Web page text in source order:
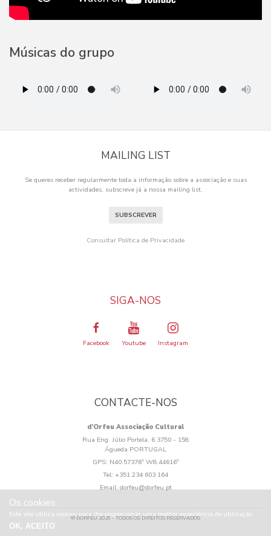
Os cookies.
Este site utiliza cookies para lhe proporcionar uma melhor experiência de utilização.
OK, ACEITO
Músicas do grupo
MAILING LIST
Se queres receber regularmente toda a informação sobre a associação e suas
actividades, subscreve já a nossa mailing list.
SUBSCREVER
Consultar Política de Privacidade
SIGA-NOS
Facebook Youtube Instagram
CONTACTE-NOS
d’Orfeu Associação Cultural
Rua Eng. Júlio Portela, 6 3750 - 158
Águeda PORTUGAL
GPS: N40.57376º W8.44616º
Tel: +351 234 603 164
Email:dorfeu@dorfeu.pt
® DORFEU 2026 - TODOS OS DIREITOS RESERVADOS